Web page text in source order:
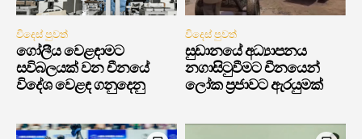
විදෙස් පුවත්
ගෝලීය වෙළඳාමට
සවිබලයක් වන චීනයේ
විදේශ වෙළඳ ගනුදෙනු
විදෙස් පුවත්
සුඩානයේ අධ්‍යාපනය
නගාසිටුවීමට චීනයෙන්
ලෝක ප්‍රජාවට ඇරයුමක්